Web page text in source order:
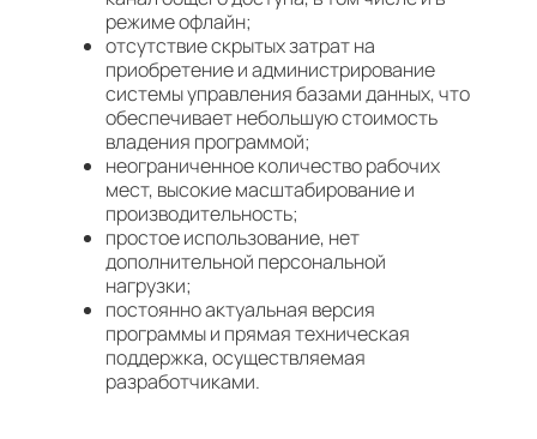
режиме офлайн;
отсутствие скрытых затрат на
приобретение и администрирование
системы управления базами данных, что
обеспечивает небольшую стоимость
владения программой;
неограниченное количество рабочих
мест, высокие масштабирование и
производительность;
простое использование, нет
дополнительной персональной
нагрузки;
постоянно актуальная версия
программы и прямая техническая
поддержка, осуществляемая
разработчиками.